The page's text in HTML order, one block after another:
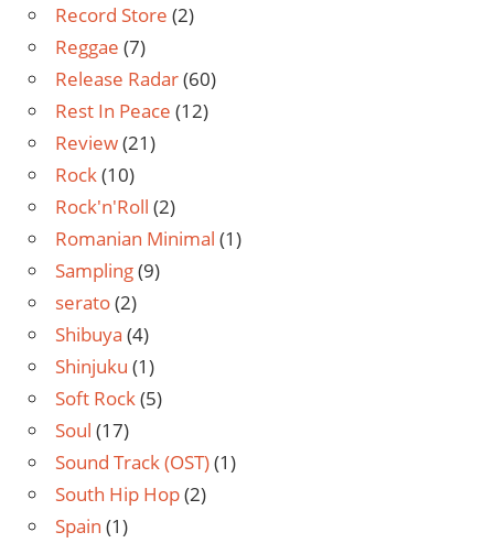
Record Store (2)
Reggae (7)
Release Radar(60)
Rest In Peace (12)
Review(21)
Rock(10)
Rock'n'Roll (2)
Romanian Minimal (1)
Sampling(9)
serato(2)
Shibuya (4)
Shinjuku (1)
Soft Rock(5)
Soul (17)
Sound Track (OST)(1)
South Hip Hop(2)
Spain (1)